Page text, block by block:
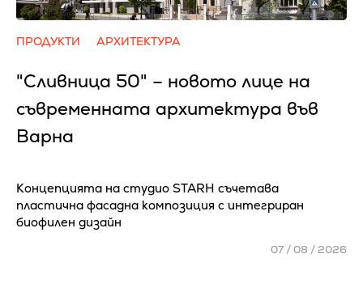
ПРОДУКТИ АРХИТЕКТУРА
"Сливница 50" – новото лице на
съвременната архитектура във
Варна
Концепцията на студио STARH съчетава
пластична фасадна композиция с интегриран
биофилен дизайн
07 / 08 / 2026